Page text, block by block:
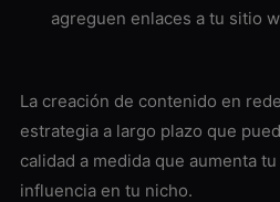
agreguen enlaces a tu sitio
La creación de contenido en
estrategia a largo plazo que
calidad a medida que aumenta
influencia en tu nicho.